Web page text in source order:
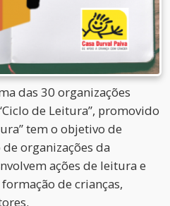
das 30 organizações
de Leitura”, promovido
tem o objetivo de
organizações da
ações de leitura e
de crianças,